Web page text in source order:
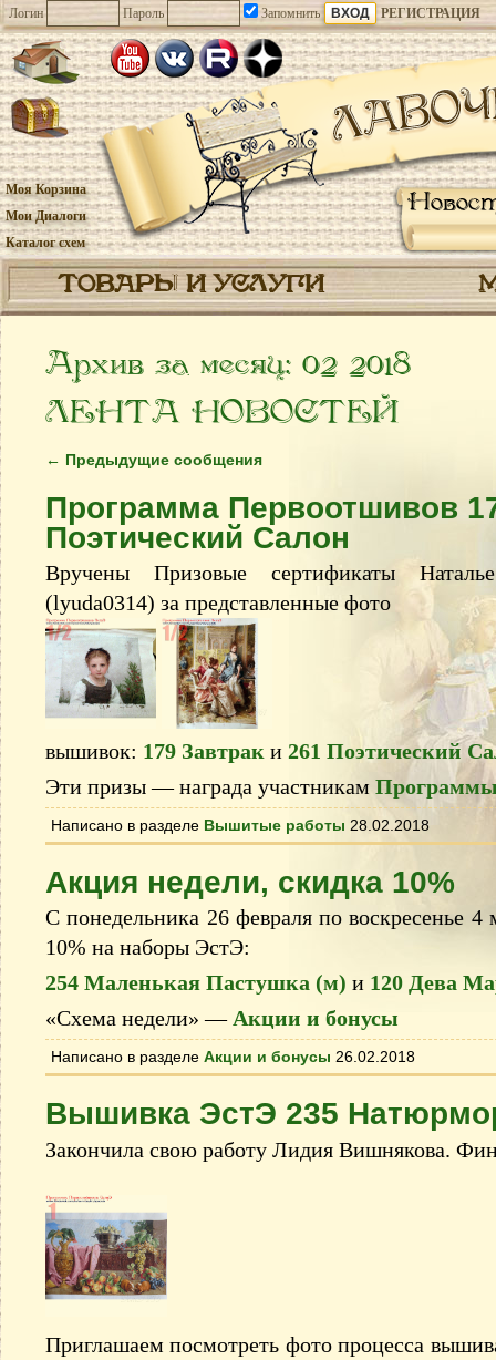
Логин Пароль Запомнить РЕГИСТРАЦИЯ
Моя Корзина
Мои Диалоги
Каталог схем
ТОВАРЫ И УСЛУГИ
Архив за месяц: 02 2018
ЛЕНТА НОВОСТЕЙ
← Предыдущие сообщения
Программа Первоотшивов
Поэтический Салон
Вручены Призовые сертификаты
(lyuda0314) за представленные фото
вышивок: 179 Завтрак и 261 Поэтический
Эти призы — награда участникам
Написано в разделе Вышитые работы 28.02.2018
Акция недели, скидка 10%
С понедельника 26 февраля по воскресенье 4
10% на наборы ЭстЭ:
254 Маленькая Пастушка (м) и 120 Дева
«Схема недели» — Акции и бонусы
Написано в разделе Акции и бонусы 26.02.2018
Вышивка ЭстЭ 235
Закончила свою работу Лидия Вишнякова.
Приглашаем посмотреть фото процесса